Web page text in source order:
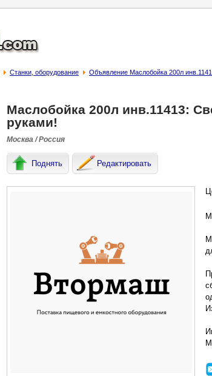
Станки, оборудование Объявление Маслобойка 200л
Маслобойка 200л инв.11413:
руками!
Москва / Россия
Поднять Редактировать